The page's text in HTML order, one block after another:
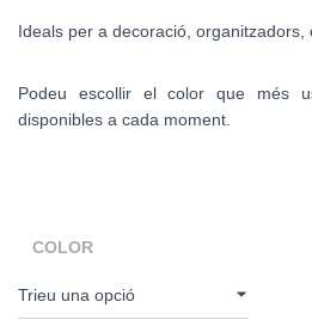
Ideals per a decoració, organitzadors,
Podeu escollir el color que més
disponibles a cada moment.
COLOR